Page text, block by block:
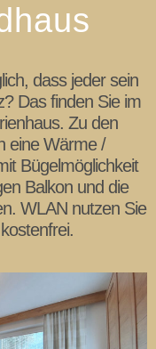
dass jeder sein
Das finden Sie im
Zu den
eine Wärme /
Bügelmöglichkeit
Balkon und die
WLAN nutzen Sie